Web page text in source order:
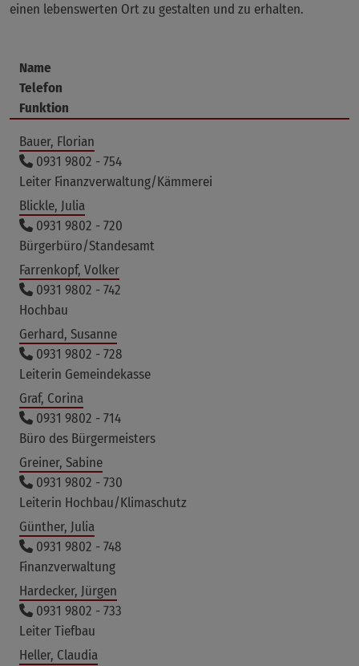
einen lebenswerten Ort zu gestalten und zu erhalten.
Name
Telefon
Funktion
Bauer, Florian
0931 9802 - 754
Leiter Finanzverwaltung/Kämmerei
Blickle, Julia
0931 9802 - 720
Bürgerbüro/Standesamt
Farrenkopf, Volker
0931 9802 - 742
Hochbau
Gerhard, Susanne
0931 9802 - 728
Leiterin Gemeindekasse
Graf, Corina
0931 9802 - 714
Büro des Bürgermeisters
Greiner, Sabine
0931 9802 - 730
Leiterin Hochbau/Klimaschutz
Günther, Julia
0931 9802 - 748
Finanzverwaltung
Hardecker, Jürgen
0931 9802 - 733
Leiter Tiefbau
Heller, Claudia